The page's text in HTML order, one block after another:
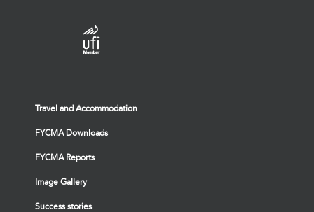
Travel and Accommodation
FYCMA Downloads
FYCMA Reports
Image Gallery
Success stories